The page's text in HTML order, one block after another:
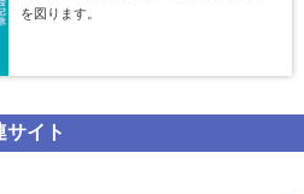
を図ります。
サイト